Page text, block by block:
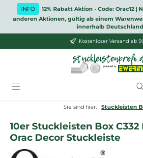
Zum Hauptinhalt springen
INFO
12% Rabatt Aktion - Code: Orac12
anderen Aktionen, gültig ab einem
innerhalb Deutschland
Kostenloser Versand ab
Sie sind hier: Stuckleisten
10er Stuckleisten Box
Orac Decor Stuckleiste